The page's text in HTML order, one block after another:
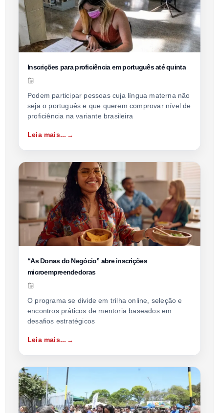
Inscrições para proficiência em português até quinta
Podem participar pessoas cuja língua materna não
seja o português e que querem comprovar nível de
proficiência na variante brasileira
Leia mais...
“As Donas do Negócio” abre inscrições
microempreendedoras
O programa se divide em trilha online, seleção e
encontros práticos de mentoria baseados em
desafios estratégicos
Leia mais...